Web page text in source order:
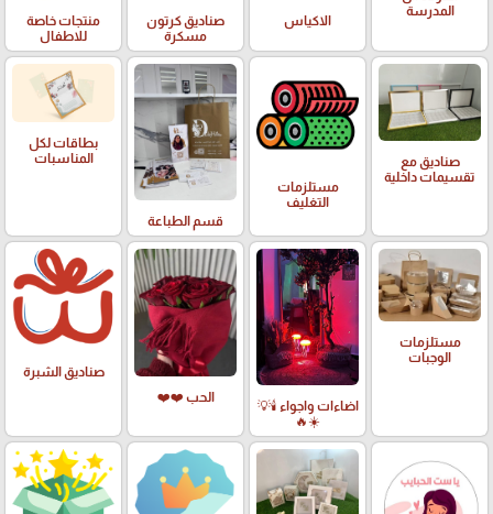
المدرسة
الاكياس
صناديق كرتون
مسكرة
منتجات خاصة
للاطفال
صناديق مع
تقسيمات داخلية
مستلزمات
التغليف
قسم الطباعة
بطاقات لكل
المناسبات
مستلزمات
الوجبات
اضاءات واجواء 🕯️💡
☀️🔥
الحب ❤️❤️
صناديق الشبرة